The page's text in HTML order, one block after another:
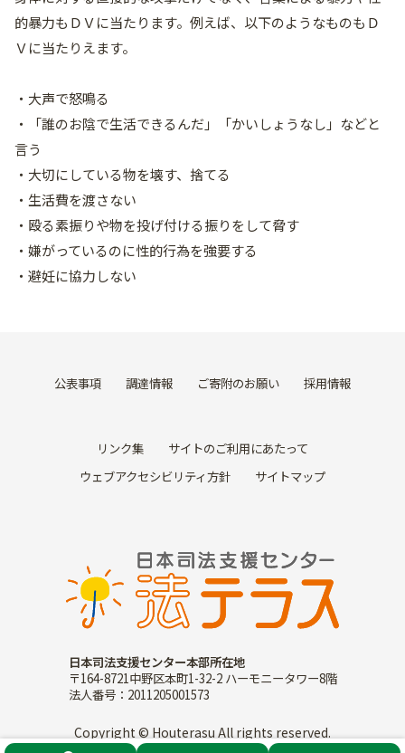
的暴力もＤＶに当たります。例えば、以下のようなものもＤ
Ｖに当たりえます。
・大声で怒鳴る
・「誰のお陰で生活できるんだ」「かいしょうなし」などと
言う
・大切にしている物を壊す、捨てる
・生活費を渡さない
・殴る素振りや物を投げ付ける振りをして脅す
・嫌がっているのに性的行為を強要する
・避妊に協力しない
公表事項 調達情報 ご寄附のお願い 採用情報
リンク集
サイトのご利用にあたって
ウェブアクセシビリティ方針
サイトマップ
日本司法支援センター本部所在地
〒164-8721中野区本町1-32-2 ハーモニータワー8階
法人番号：2011205001573
Copyright © Houterasu All rights reserved.